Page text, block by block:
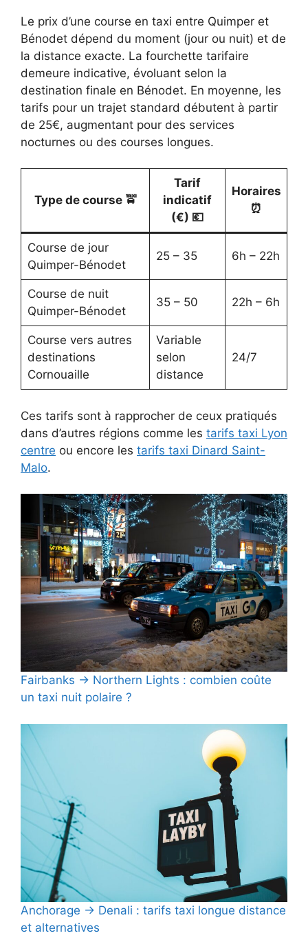
Le prix d’une course en taxi entre Quimper et
Bénodet dépend du moment (jour ou nuit) et de
la distance exacte. La fourchette tarifaire
demeure indicative, évoluant selon la
destination finale en Bénodet. En moyenne, les
tarifs pour un trajet standard débutent à partir
de 25€, augmentant pour des services
nocturnes ou des courses longues.
Type de course 🚖
Tarif
indicatif
(€) 💶
Horaires
⏰
Course de jour
Quimper-Bénodet
25 – 35 6h – 22h
Course de nuit
Quimper-Bénodet
35 – 50 22h – 6h
Course vers autres
destinations
Cornouaille
Variable
selon
distance
24/7
Ces tarifs sont à rapprocher de ceux pratiqués
dans d’autres régions comme les tarifs taxi Lyon
centre ou encore les tarifs taxi Dinard Saint-
Malo.
Fairbanks → Northern Lights : combien coûte
un taxi nuit polaire ?
Anchorage → Denali : tarifs taxi longue distance
et alternatives